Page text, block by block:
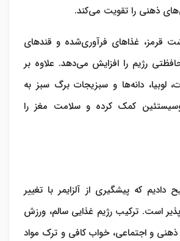
غذاهای فرآوری‌شده و قندهای
رژیم را افزایش می‌دهد. علاوه بر
لوبیا، دانه‌ها و سبزیجات برگ سبز به
کمک کرده و سلامت مغز را
دادیم کهپیشگیری از آلزایمربا تغییر
است. ترکیب رژیم غذایی سالم، ورزش
و اجتماعی، خواب کافی و ترک مواد